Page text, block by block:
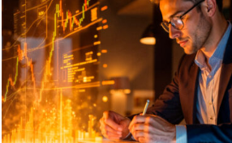
u
s
2
3
,
2
0
2
5